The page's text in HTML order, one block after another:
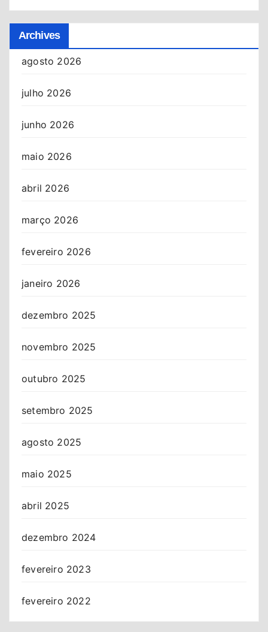
Archives
agosto 2026
julho 2026
junho 2026
maio 2026
abril 2026
março 2026
fevereiro 2026
janeiro 2026
dezembro 2025
novembro 2025
outubro 2025
setembro 2025
agosto 2025
maio 2025
abril 2025
dezembro 2024
fevereiro 2023
fevereiro 2022